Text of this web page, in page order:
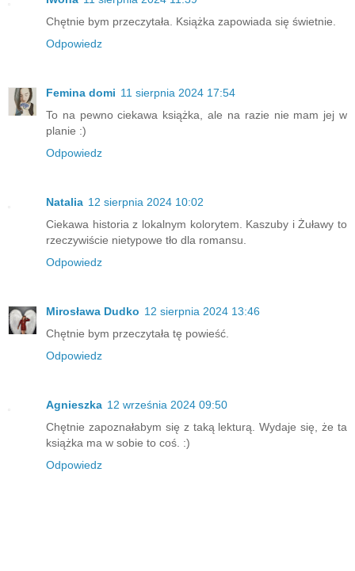
Chętnie bym przeczytała. Książka zapowiada się świetnie.
Odpowiedz
Femina domi 11 sierpnia 2024 17:54
To na pewno ciekawa książka, ale na razie nie mam jej w
planie :)
Odpowiedz
Natalia 12 sierpnia 2024 10:02
Ciekawa historia z lokalnym kolorytem. Kaszuby i Żuławy to
rzeczywiście nietypowe tło dla romansu.
Odpowiedz
Mirosława Dudko 12 sierpnia 2024 13:46
Chętnie bym przeczytała tę powieść.
Odpowiedz
Agnieszka 12 września 2024 09:50
Chętnie zapoznałabym się z taką lekturą. Wydaje się, że ta
książka ma w sobie to coś. :)
Odpowiedz